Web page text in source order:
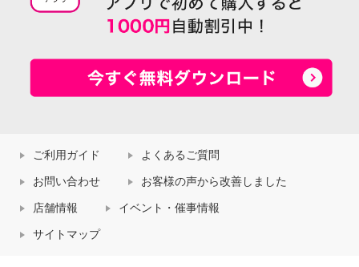
ご利用ガイド よくあるご質問
お問い合わせ お客様の声から改善しました
店舗情報 イベント・催事情報
サイトマップ